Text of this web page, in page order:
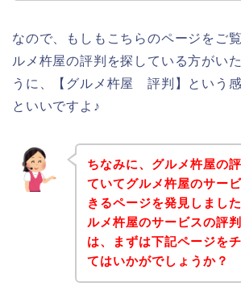
なので、もしもこちらのページをご
ルメ杵屋の評判を探している方がい
うに、【グルメ杵屋 評判】という
といいですよ♪
ちなみに、グルメ杵屋の
ていてグルメ杵屋のサー
きるページを発見しまし
ルメ杵屋のサービスの評
は、まずは下記ページを
てはいかがでしょうか？